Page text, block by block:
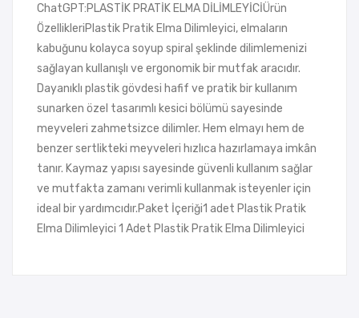
ChatGPT:PLASTİK PRATİK ELMA DİLİMLEYİCİÜrün
ÖzellikleriPlastik Pratik Elma Dilimleyici, elmaların
kabuğunu kolayca soyup spiral şeklinde dilimlemenizi
sağlayan kullanışlı ve ergonomik bir mutfak aracıdır.
Dayanıklı plastik gövdesi hafif ve pratik bir kullanım
sunarken özel tasarımlı kesici bölümü sayesinde
meyveleri zahmetsizce dilimler. Hem elmayı hem de
benzer sertlikteki meyveleri hızlıca hazırlamaya imkân
tanır. Kaymaz yapısı sayesinde güvenli kullanım sağlar
ve mutfakta zamanı verimli kullanmak isteyenler için
ideal bir yardımcıdır.Paket İçeriği1 adet Plastik Pratik
Elma Dilimleyici 1 Adet Plastik Pratik Elma Dilimleyici